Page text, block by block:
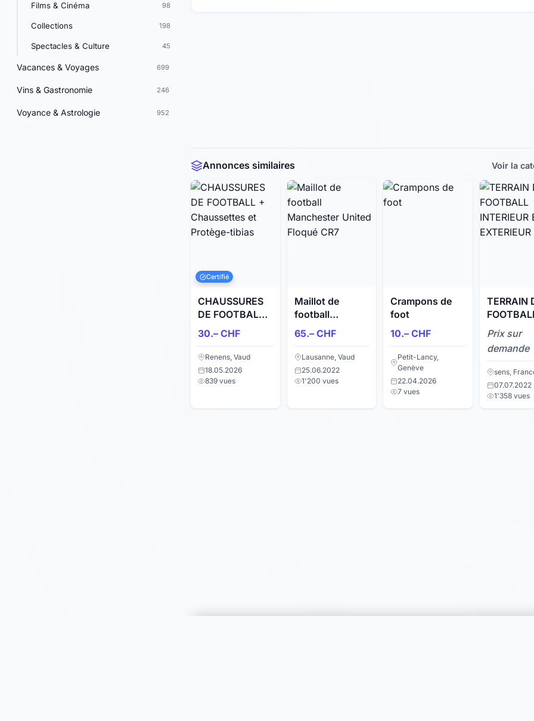
Films & Cinéma 98
Collections 198
Spectacles & Culture 45
Vacances & Voyages 699
Vins & Gastronomie 246
Voyance & Astrologie 952
Annonces similaires Voir la
Certifié
CHAUSSURES
DE FOOTBALL
+ Chaussettes
et Protège-
tibias
30.– CHF
Renens, Vaud
18.05.2026
839 vues
Maillot de
football
Manchester
United Floqué
CR7
65.– CHF
Lausanne, Vaud
25.06.2022
1'200 vues
Crampons de
foot
10.– CHF
Petit-Lancy,
Genève
22.04.2026
7 vues
TERRAIN
Prix sur
demande
sens,
07.07.2022
1'358 vues